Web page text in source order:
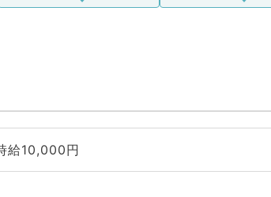
給10,000円